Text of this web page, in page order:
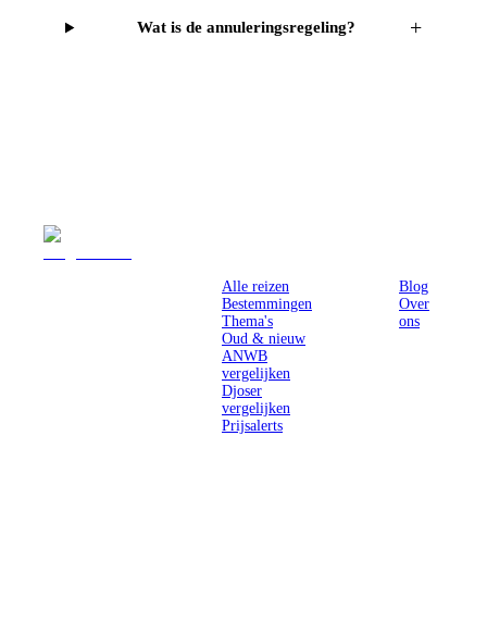
Wat is de annuleringsregeling? +
Alle reizen
Bestemmingen
Thema's
Oud & nieuw
ANWB
vergelijken
Djoser
vergelijken
Prijsalerts
Blog
Over
ons